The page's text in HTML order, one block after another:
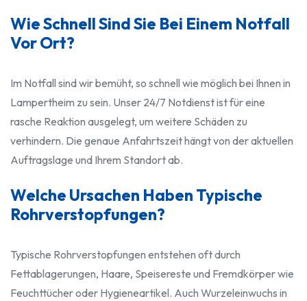
Wie Schnell Sind Sie Bei Einem Notfall
Vor Ort?
Im Notfall sind wir bemüht, so schnell wie möglich bei Ihnen in
Lampertheim zu sein. Unser 24/7 Notdienst ist für eine
rasche Reaktion ausgelegt, um weitere Schäden zu
verhindern. Die genaue Anfahrtszeit hängt von der aktuellen
Auftragslage und Ihrem Standort ab.
Welche Ursachen Haben Typische
Rohrverstopfungen?
Typische Rohrverstopfungen entstehen oft durch
Fettablagerungen, Haare, Speisereste und Fremdkörper wie
Feuchttücher oder Hygieneartikel. Auch Wurzeleinwuchs in